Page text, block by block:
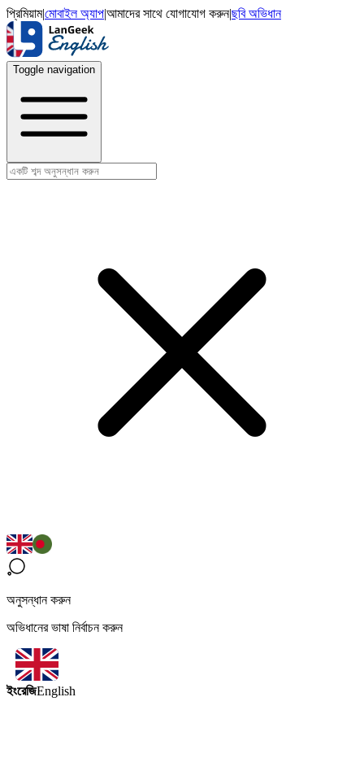
প্রিমিয়াম|মোবাইল অ্যাপ|আমাদের সাথে যোগাযোগ করুন|ছবি অভিধান
Toggle navigation
অনুসন্ধান করুন
অভিধানের ভাষা নির্বাচন করুন
ইংরেজিEnglish